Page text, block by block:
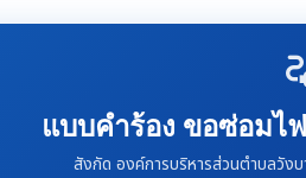
แบบคำร้อง ขอซ่อม
สังกัด องค์การบริหารส่วนตำบลวัง